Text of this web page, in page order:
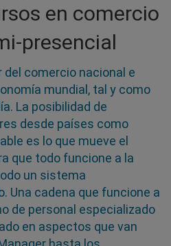
en comercio
presencial
comercio nacional e
mundial, tal y como
La posibilidad de
desde países como
es lo que mueve el
que todo funcione a la
un sistema
Una cadena que funcione a
de personal especializado
en aspectos que van